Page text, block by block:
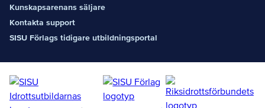
Kunskapsarenans säljare
Kontakta support
SISU Förlags tidigare utbildningsportal